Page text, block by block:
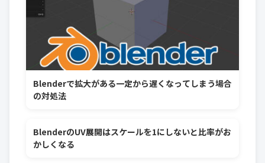
Blenderで拡大がある一定から遅くなってしまう場合
の対処法
BlenderのUV展開はスケールを1にしないと比率がお
かしくなる